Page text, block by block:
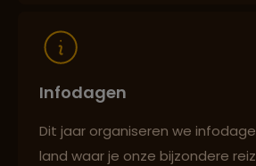
Infodagen
Dit jaar organiseren we
land waar je onze bijzondere